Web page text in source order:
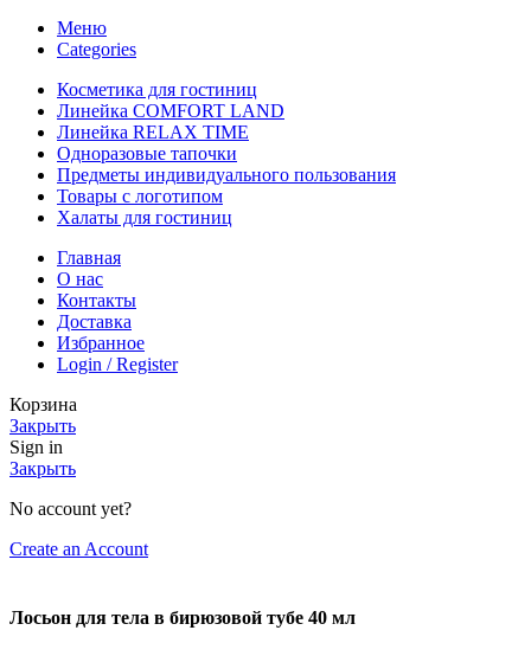
Меню
Categories
Косметика для гостиниц
Линейка COMFORT LAND
Линейка RELAX TIME
Одноразовые тапочки
Предметы индивидуального пользования
Товары с логотипом
Халаты для гостиниц
Главная
О нас
Контакты
Доставка
Избранное
Login / Register
Корзина
Закрыть
Sign in
Закрыть
No account yet?
Create an Account
Лосьон для тела в бирюзовой тубе 40 мл